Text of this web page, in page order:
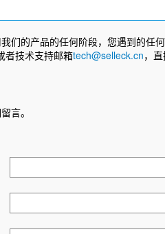
们的产品的任何阶段，您遇到的任
者技术支持邮箱tech@selleck.cn，
言。